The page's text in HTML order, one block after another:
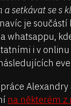
a setkávat se s
je
whatsappu,
i v
Alexandry
na některém z